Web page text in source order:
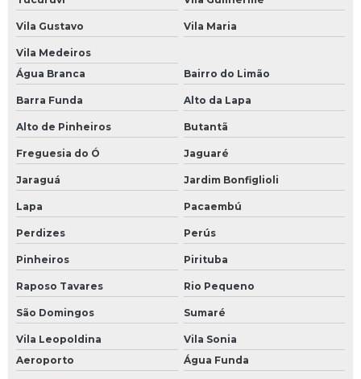
Vila Gustavo Vila Maria
Vila Medeiros
Água Branca
Bairro do Limão
Barra Funda Alto da Lapa
Alto de Pinheiros Butantã
Freguesia do Ó Jaguaré
Jaraguá Jardim Bonfiglioli
Lapa Pacaembú
Perdizes Perús
Pinheiros Pirituba
Raposo Tavares Rio Pequeno
São Domingos Sumaré
Vila Leopoldina
Vila Sonia
Aeroporto
Água Funda